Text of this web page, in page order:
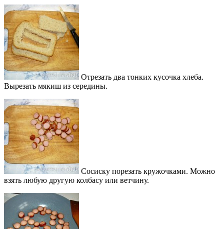
Отрезать два тонких кусочка хлеба.
Вырезать мякиш из середины.
Сосиску порезать кружочками. Можно
взять любую другую колбасу или ветчину.